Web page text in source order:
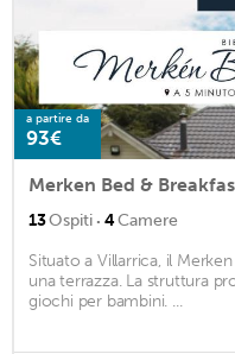
a partire da
93€
Merken Bed &
13Ospiti · 4Camere
Situato a Villarrica, il
una terrazza. La struttura
giochi per bambini. ...